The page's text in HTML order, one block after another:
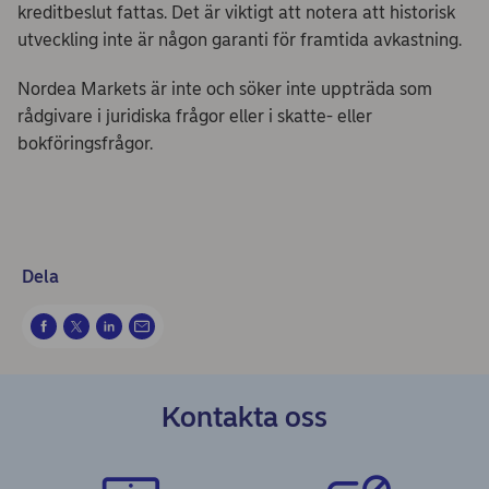
kreditbeslut fattas. Det är viktigt att notera att historisk
utveckling inte är någon garanti för framtida avkastning.
Nordea Markets är inte och söker inte uppträda som
rådgivare i juridiska frågor eller i skatte- eller
bokföringsfrågor.
Dela
Kontakta oss